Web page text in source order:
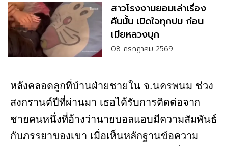
สาวโรงงานยอมเล่าเรื่อง
คืนนั้น เปิดใจทุกปม ก่อน
เมียหลวงบุก
08 กรกฎาคม 2569
หลังคลอดลูกที่บ้านฝ่ายชายใน จ.นครพนม ช่วง
สงกรานต์ปีที่ผ่านมา เธอได้รับการติดต่อจาก
ชายคนหนึ่งที่อ้างว่านายบอลแอบมีความสัมพันธ์
กับภรรยาของเขา เมื่อเห็นหลักฐานข้อความ